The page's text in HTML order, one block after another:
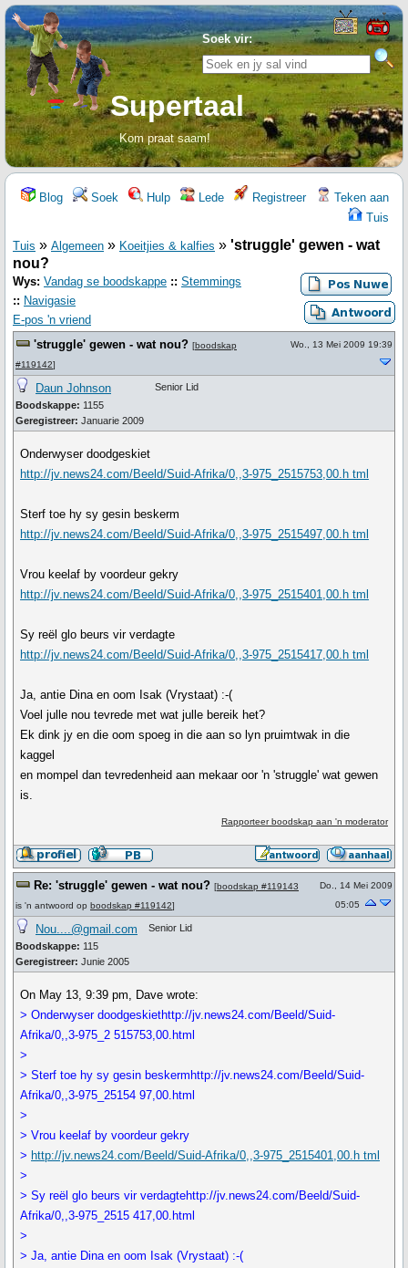
Soek vir:
Supertaal
Kom praat saam!
Blog Soek Hulp Lede Registreer
Teken aan
Tuis
Tuis » Algemeen » Koeitjies & kalfies » 'struggle' gewen - wat
nou?
Wys: Vandag se boodskappe :: Stemmings
:: Navigasie
E-pos 'n vriend
'struggle' gewen - wat nou? [boodskap
#119142]
Wo., 13 Mei 2009 19:39
Daun Johnson
Boodskappe: 1155
Geregistreer: Januarie 2009
Senior Lid
Onderwyser doodgeskiet
http://jv.news24.com/Beeld/Suid-Afrika/0,,3-975_2515753,00.h tml
Sterf toe hy sy gesin beskerm
http://jv.news24.com/Beeld/Suid-Afrika/0,,3-975_2515497,00.h tml
Vrou keelaf by voordeur gekry
http://jv.news24.com/Beeld/Suid-Afrika/0,,3-975_2515401,00.h tml
Sy reël glo beurs vir verdagte
http://jv.news24.com/Beeld/Suid-Afrika/0,,3-975_2515417,00.h tml
Ja, antie Dina en oom Isak (Vrystaat) :-(
Voel julle nou tevrede met wat julle bereik het?
Ek dink jy en die oom spoeg in die aan so lyn pruimtwak in die
kaggel
en mompel dan tevredenheid aan mekaar oor 'n 'struggle' wat gewen
is.
Rapporteer boodskap aan 'n moderator
Re: 'struggle' gewen - wat nou? [boodskap #119143
is 'n antwoord op boodskap #119142]
Do., 14 Mei 2009
05:05
Nou....@gmail.com
Boodskappe: 115
Geregistreer: Junie 2005
Senior Lid
On May 13, 9:39 pm, Dave wrote:
> Onderwyser doodgeskiethttp://jv.news24.com/Beeld/Suid-
Afrika/0,,3-975_2 515753,00.html
>
> Sterf toe hy sy gesin beskermhttp://jv.news24.com/Beeld/Suid-
Afrika/0,,3-975_25154 97,00.html
>
> Vrou keelaf by voordeur gekry
> http://jv.news24.com/Beeld/Suid-Afrika/0,,3-975_2515401,00.h tml
>
> Sy reël glo beurs vir verdagtehttp://jv.news24.com/Beeld/Suid-
Afrika/0,,3-975_2515 417,00.html
>
> Ja, antie Dina en oom Isak (Vrystaat) :-(